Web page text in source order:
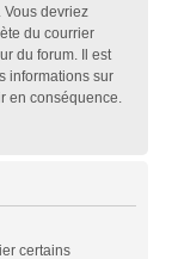
Vous devriez
du courrier
du forum. Il est
informations sur
en conséquence.
certains